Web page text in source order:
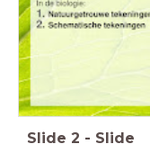
Slide 2 - Slide